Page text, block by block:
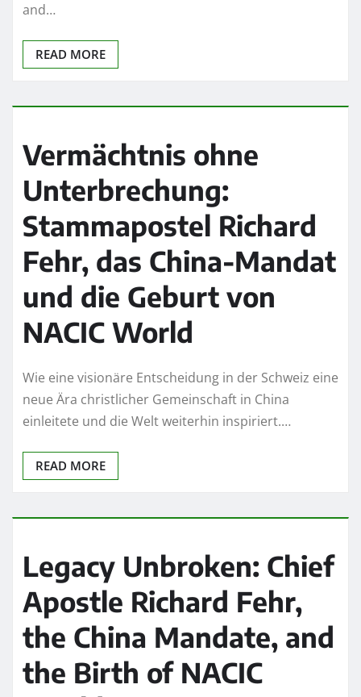
and…
READ MORE
Vermächtnis ohne
Unterbrechung:
Stammapostel Richard
Fehr, das China-Mandat
und die Geburt von
NACIC World
Wie eine visionäre Entscheidung in der Schweiz eine
neue Ära christlicher Gemeinschaft in China
einleitete und die Welt weiterhin inspiriert.…
READ MORE
Legacy Unbroken: Chief
Apostle Richard Fehr,
the China Mandate, and
the Birth of NACIC